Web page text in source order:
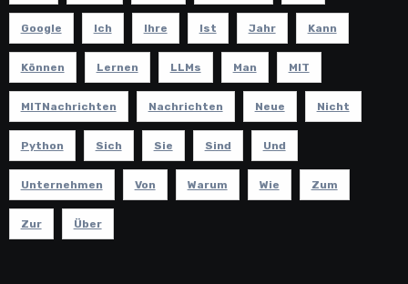
Google Ich Ihre Ist Jahr Kann
Können Lernen LLMs Man MIT
MITNachrichten Nachrichten Neue Nicht
Python Sich Sie Sind Und
Unternehmen Von Warum Wie Zum
Zur Über